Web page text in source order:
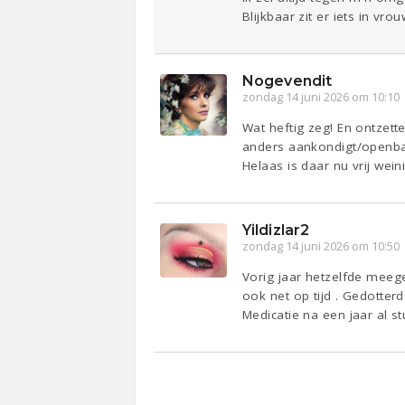
Blijkbaar zit er iets in
Nogevendit
zondag 14 juni 2026 om 10:10
Wat heftig zeg! En
anders aankondigt/
Helaas is daar nu vrij
Yildizlar2
zondag 14 juni 2026 om 10:50
Vorig jaar hetzelfde
ook net op tijd .
Medicatie na een jaar al